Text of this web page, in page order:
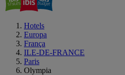
Hotels
Europa
França
ILE-DE-FRANCE
Paris
Olympia